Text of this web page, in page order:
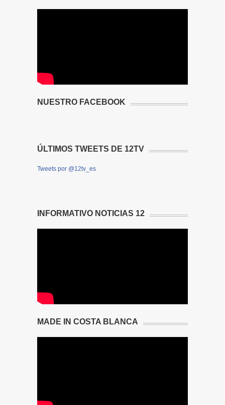
NUESTRO FACEBOOK
ÚLTIMOS TWEETS DE 12TV
Tweets por @12tv_es
INFORMATIVO NOTICIAS 12
MADE IN COSTA BLANCA